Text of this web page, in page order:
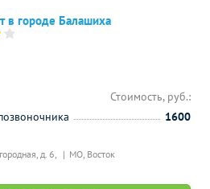
в городе Балашиха
д. 6, МО, Восток
Стоимость, руб.:
1600